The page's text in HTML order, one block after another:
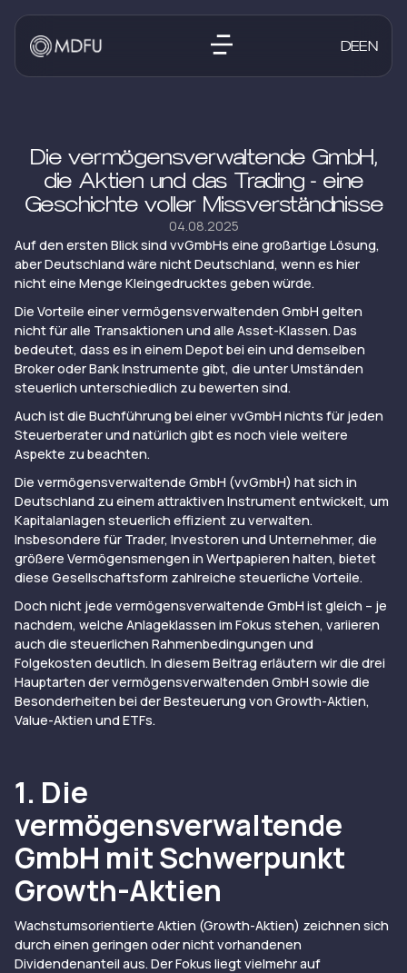
DEEN
Die vermögensverwaltende GmbH,
die Aktien und das Trading - eine
Geschichte voller Missverständnisse
04.08.2025
Auf den ersten Blick sind vvGmbHs eine großartige Lösung,
aber Deutschland wäre nicht Deutschland, wenn es hier
nicht eine Menge Kleingedrucktes geben würde.
Die Vorteile einer vermögensverwaltenden GmbH gelten
nicht für alle Transaktionen und alle Asset-Klassen. Das
bedeutet, dass es in einem Depot bei ein und demselben
Broker oder Bank Instrumente gibt, die unter Umständen
steuerlich unterschiedlich zu bewerten sind.
Auch ist die Buchführung bei einer vvGmbH nichts für jeden
Steuerberater und natürlich gibt es noch viele weitere
Aspekte zu beachten.
Die vermögensverwaltende GmbH (vvGmbH) hat sich in
Deutschland zu einem attraktiven Instrument entwickelt, um
Kapitalanlagen steuerlich effizient zu verwalten.
Insbesondere für Trader, Investoren und Unternehmer, die
größere Vermögensmengen in Wertpapieren halten, bietet
diese Gesellschaftsform zahlreiche steuerliche Vorteile.
Doch nicht jede vermögensverwaltende GmbH ist gleich – je
nachdem, welche Anlageklassen im Fokus stehen, variieren
auch die steuerlichen Rahmenbedingungen und
Folgekosten deutlich. In diesem Beitrag erläutern wir die drei
Hauptarten der vermögensverwaltenden GmbH sowie die
Besonderheiten bei der Besteuerung von Growth-Aktien,
Value-Aktien und ETFs.
1. Die
vermögensverwaltende
GmbH mit Schwerpunkt
Growth-Aktien
Wachstumsorientierte Aktien (Growth-Aktien) zeichnen sich
durch einen geringen oder nicht vorhandenen
Dividendenanteil aus. Der Fokus liegt vielmehr auf